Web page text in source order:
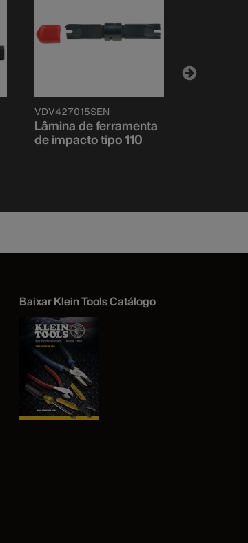
VDV427015SEN
Lâmina de ferramenta
de impacto tipo 110
Baixar Klein Tools Catálogo